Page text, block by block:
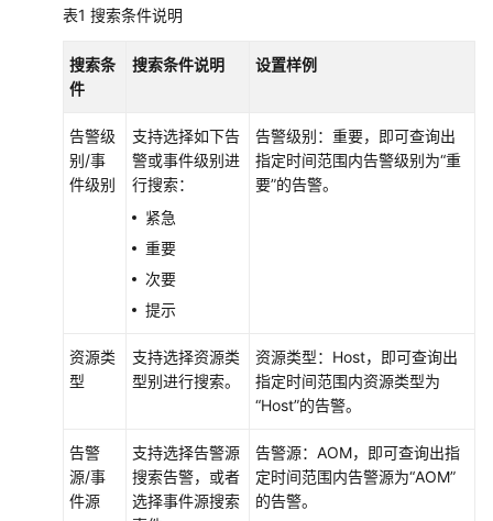
用
户
表1 搜索条件说明
搜索条
件
搜索条件说明 设置样例
告警级
别/事
件级别
支持选择如下告
警或事件级别进
行搜索：
紧急
重要
次要
提示
告警级别：重要，即可查询出
指定时间范围内告警级别为“重
要”的告警。
资源类
型
支持选择资源类
型别进行搜索。
资源类型：Host，即可查询出
指定时间范围内资源类型为
“Host”的告警。
告警
源/事
件源
支持选择告警源
搜索告警，或者
选择事件源搜索
告警源：AOM，即可查询出指
定时间范围内告警源为“AOM”
的告警。